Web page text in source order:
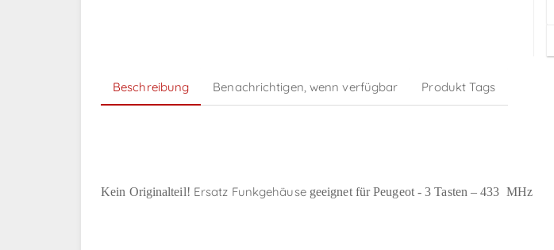
Beschreibung Benachrichtigen, wenn verfügbar Produkt Tags
Kein Originalteil! Ersatz Funkgehäuse geeignet für Peugeot - 3 Tasten – 433 MHz